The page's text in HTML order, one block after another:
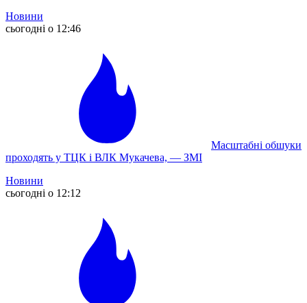
Новини
сьогодні о 12:46
Масштабні обшуки
проходять у ТЦК і ВЛК Мукачева, — ЗМІ
Новини
сьогодні о 12:12